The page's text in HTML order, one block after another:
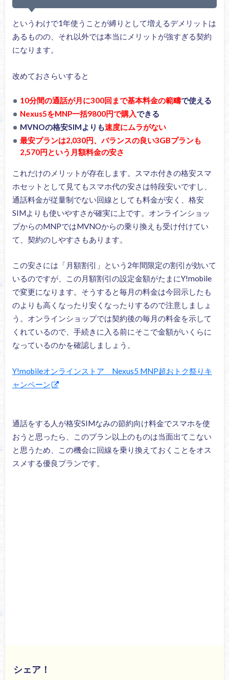
というわけで1年使うことが縛りとして増えるデメリットは
あるものの、それ以外では本当にメリットが強すぎる契約
になります。
改めておさらいすると
10分間の通話が月に300回まで基本料金の範疇で使える
Nexus5をMNP一括9800円で購入できる
MVNOの格安SIMよりも速度にムラがない
最安プランは2,030円、バランスの良い3GBプランも
2,570円という月額料金の安さ
これだけのメリットが存在します。スマホ付きの格安スマ
ホセットとして見てもスマホ代の安さは特段安いですし、
通話料金が従量制でない回線としても料金が安く、格安
SIMよりも使いやすさが確実に上です。オンラインショッ
プからのMNPではMVNOからの乗り換えも受け付けてい
て、契約のしやすさもあります。
この安さには「月額割引」という2年間限定の割引が効いて
いるのですが、この月額割引の設定金額がたまにY!mobile
で変更になります。そうすると毎月の料金は今回示したも
のよりも高くなったり安くなったりするので注意しましょ
う。オンラインショップでは契約後の毎月の料金を示して
くれているので、手続きに入る前にそこで金額がいくらに
なっているのかを確認しましょう。
Y!mobileオンラインストア Nexus5 MNP超おトク祭りキ
ャンペーン
通話をする人が格安SIMなみの節約向け料金でスマホを使
おうと思ったら、このプラン以上のものは当面出てこない
と思うため、この機会に回線を乗り換えておくことをオス
スメする優良プランです。
シェア！